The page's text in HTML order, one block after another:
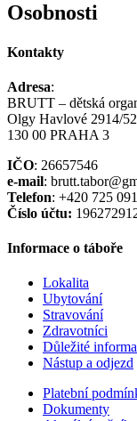
Osobnosti
Kontakty
Adresa:
BRUTT – dětská
Olgy Havlové 2914/
130 00 PRAHA 3
IČO: 26657546
e-mail:
Telefon: +420 725
Číslo účtu:
Informace o táboře
Lokalita
Ubytování
Stravování
Zdravotníci
Důležité
Nástup a odjezd
Platební
Dokumenty